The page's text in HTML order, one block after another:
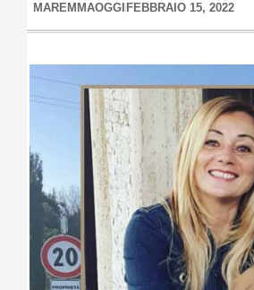
MAREMMAOGGI FEBBRAIO 15, 2022